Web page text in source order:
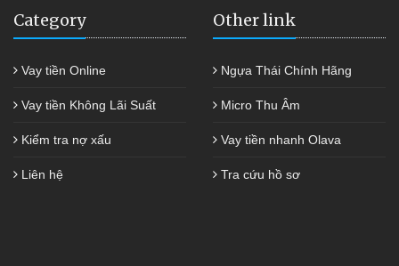
Category
Vay tiền Online
Vay tiền Không Lãi Suất
Kiểm tra nợ xấu
Liên hệ
Other link
Ngựa Thái Chính Hãng
Micro Thu Âm
Vay tiền nhanh Olava
Tra cứu hồ sơ